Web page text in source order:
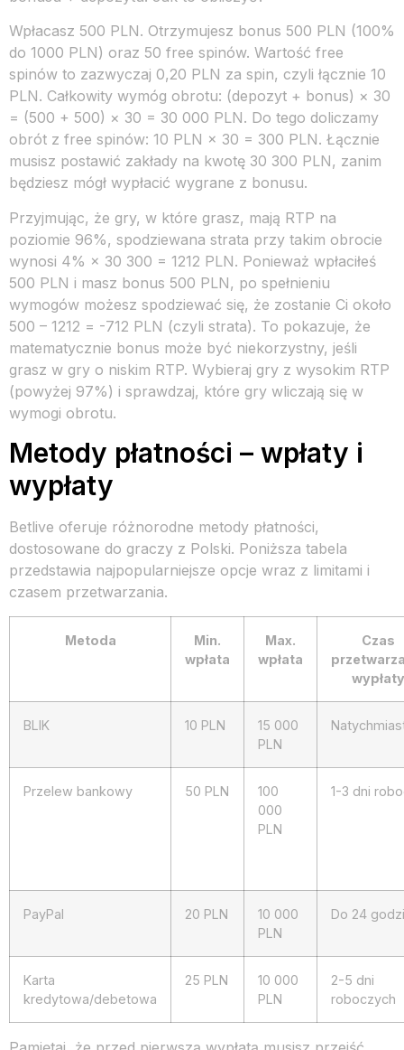
Wpłacasz 500 PLN. Otrzymujesz bonus 500 PLN (100%
do 1000 PLN) oraz 50 free spinów. Wartość free
spinów to zazwyczaj 0,20 PLN za spin, czyli łącznie 10
PLN. Całkowity wymóg obrotu: (depozyt + bonus) × 30
= (500 + 500) × 30 = 30 000 PLN. Do tego doliczamy
obrót z free spinów: 10 PLN × 30 = 300 PLN. Łącznie
musisz postawić zakłady na kwotę 30 300 PLN, zanim
będziesz mógł wypłacić wygrane z bonusu.
Przyjmując, że gry, w które grasz, mają RTP na
poziomie 96%, spodziewana strata przy takim obrocie
wynosi 4% × 30 300 = 1212 PLN. Ponieważ wpłaciłeś
500 PLN i masz bonus 500 PLN, po spełnieniu
wymogów możesz spodziewać się, że zostanie Ci około
500 – 1212 = -712 PLN (czyli strata). To pokazuje, że
matematycznie bonus może być niekorzystny, jeśli
grasz w gry o niskim RTP. Wybieraj gry z wysokim RTP
(powyżej 97%) i sprawdzaj, które gry wliczają się w
wymogi obrotu.
Metody płatności – wpłaty i
wypłaty
Betlive oferuje różnorodne metody płatności,
dostosowane do graczy z Polski. Poniższa tabela
przedstawia najpopularniejsze opcje wraz z limitami i
czasem przetwarzania.
Metoda
Min.
wpłata
Max.
wpłata
Czas
wypłaty
BLIK 10 PLN
15 000
PLN
Przelew bankowy 50 PLN
100
000
PLN
1-3 dni
PayPal 20 PLN
10 000
PLN
Do 24
Karta
kredytowa/debetowa
25 PLN
10 000
PLN
2-5 dni
roboczych